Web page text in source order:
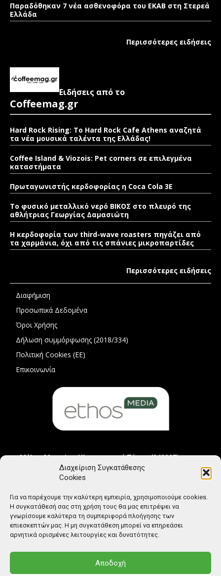
Διαχείριση Συγκατάθεσης
Cookies
Για να παρέχουμε την καλύτερη εμπειρία, χρησιμοποιούμε cookies.
Η συγκατάθεσή σας στη χρήση τους θα μας επιτρέψει να
γνωρίσουμε καλύτερα τη συμπεριφορά πλοήγησης των
επιεσκεπτών μας. Η μη συγκατάθεση μπορεί να επηρεάσει
αρνητικά ορισμένες λειτουργίες και δυνατότητες.
Αποδοχή
Παραδόθηκαν 7 νέα ασθενοφόρα του ΕΚΑΒ στη Στερεά
Ελλάδα
Περισσότερες ειδήσεις
Ειδήσεις από το
Coffeemag.gr
Hard Rock Rising: Το Hard Rock Cafe Athens αναζητά
τα νέα μουσικά ταλέντα της Ελλάδας!
Coffee Island & Viozois: Pet corners σε επιλεγμένα
καταστήματα
Πρωταγωνιστής κερδοφορίας η Coca Cola 3E
Το φυσικό μεταλλικό νερό ΒΙΚΟΣ στο πλευρό της
αθλήτριας Γεωργίας Δαμασιώτη
Η κερδοφορία των third-wave roasters πηγάζει από
τα χαρμάνια, όχι από τις σπάνιες μικροπαρτίδες
Περισσότερες ειδήσεις
Διαφήμιση
Προσωπικά Δεδομένα
Όροι Χρήσης
Δήλωση συμμόρφωσης (2018/334)
Πολιτική Cookies (ΕΕ)
Επικοινωνία
Μέλος Μητρώου Ηλεκτρονικού Τύπου (242225)